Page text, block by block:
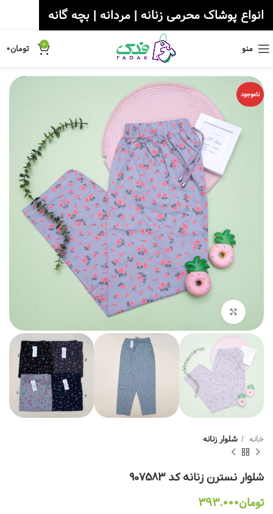
منو 0 تومان۰
ناموجود
خانه شلوار زنانه
شلوار نسترن زنانه کد 907583
تومان۳۹۳.۰۰۰
انواع پوشاک محرمی زنانه | مردانه | بچه گانه